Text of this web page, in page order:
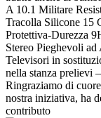
A 10.1 Militare
Tracolla Silicone 15
Protettiva-Durezza
Stereo Pieghevoli
Televisori in
nella stanza prelievi
Ringraziamo di
nostra iniziativa, ha
contributo